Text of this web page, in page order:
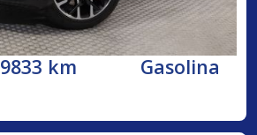
9833 km Gasolina